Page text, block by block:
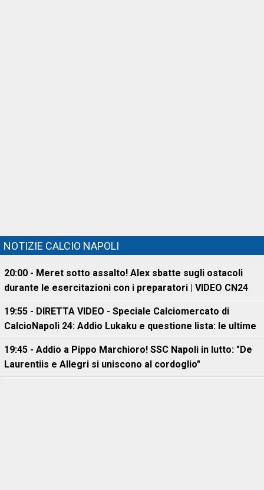
NOTIZIE CALCIO NAPOLI
20:00 - Meret sotto assalto! Alex sbatte sugli ostacoli
durante le esercitazioni con i preparatori | VIDEO CN24
19:55 - DIRETTA VIDEO - Speciale Calciomercato di
CalcioNapoli 24: Addio Lukaku e questione lista: le ultime
19:45 - Addio a Pippo Marchioro! SSC Napoli in lutto: "De
Laurentiis e Allegri si uniscono al cordoglio"